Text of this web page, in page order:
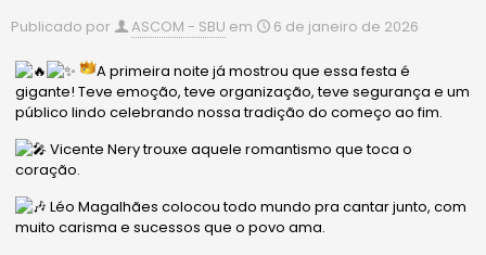
Publicado por ASCOM - SBU em 6 de janeiro de 2026
A primeira noite já mostrou que essa festa é
gigante! Teve emoção, teve organização, teve segurança e um
público lindo celebrando nossa tradição do começo ao fim.
Vicente Nery trouxe aquele romantismo que toca o
coração.
Léo Magalhães colocou todo mundo pra cantar junto, com
muito carisma e sucessos que o povo ama.